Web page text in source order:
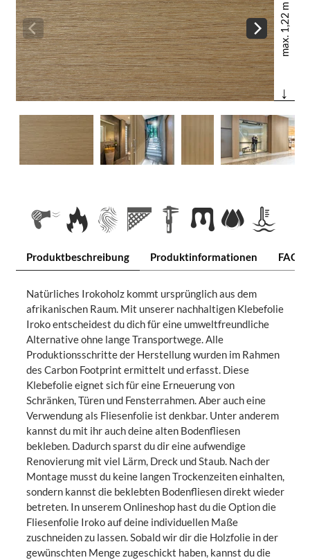
max. 1,22 m
↓
Produktbeschreibung Produktinformationen FAQ
Natürliches Irokoholz kommt ursprünglich aus dem
afrikanischen Raum. Mit unserer nachhaltigen Klebefolie
Iroko entscheidest du dich für eine umweltfreundliche
Alternative ohne lange Transportwege. Alle
Produktionsschritte der Herstellung wurden im Rahmen
des Carbon Footprint ermittelt und erfasst. Diese
Klebefolie eignet sich für eine Erneuerung von
Schränken, Türen und Fensterrahmen. Aber auch eine
Verwendung als Fliesenfolie ist denkbar. Unter anderem
kannst du mit ihr auch deine alten Bodenfliesen
bekleben. Dadurch sparst du dir eine aufwendige
Renovierung mit viel Lärm, Dreck und Staub. Nach der
Montage musst du keine langen Trockenzeiten einhalten,
sondern kannst die beklebten Bodenfliesen direkt wieder
betreten. In unserem Onlineshop hast du die Option die
Fliesenfolie Iroko auf deine individuellen Maße
zuschneiden zu lassen. Sobald wir dir die Holzfolie in der
gewünschten Menge zugeschickt haben, kannst du die